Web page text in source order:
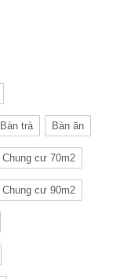
Bàn trà Bàn ăn
Chung cư 70m2
Chung cư 90m2